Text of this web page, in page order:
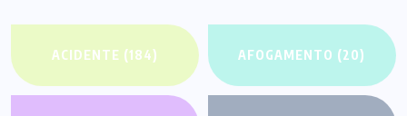
ACIDENTE (184) AFOGAMENTO (20)